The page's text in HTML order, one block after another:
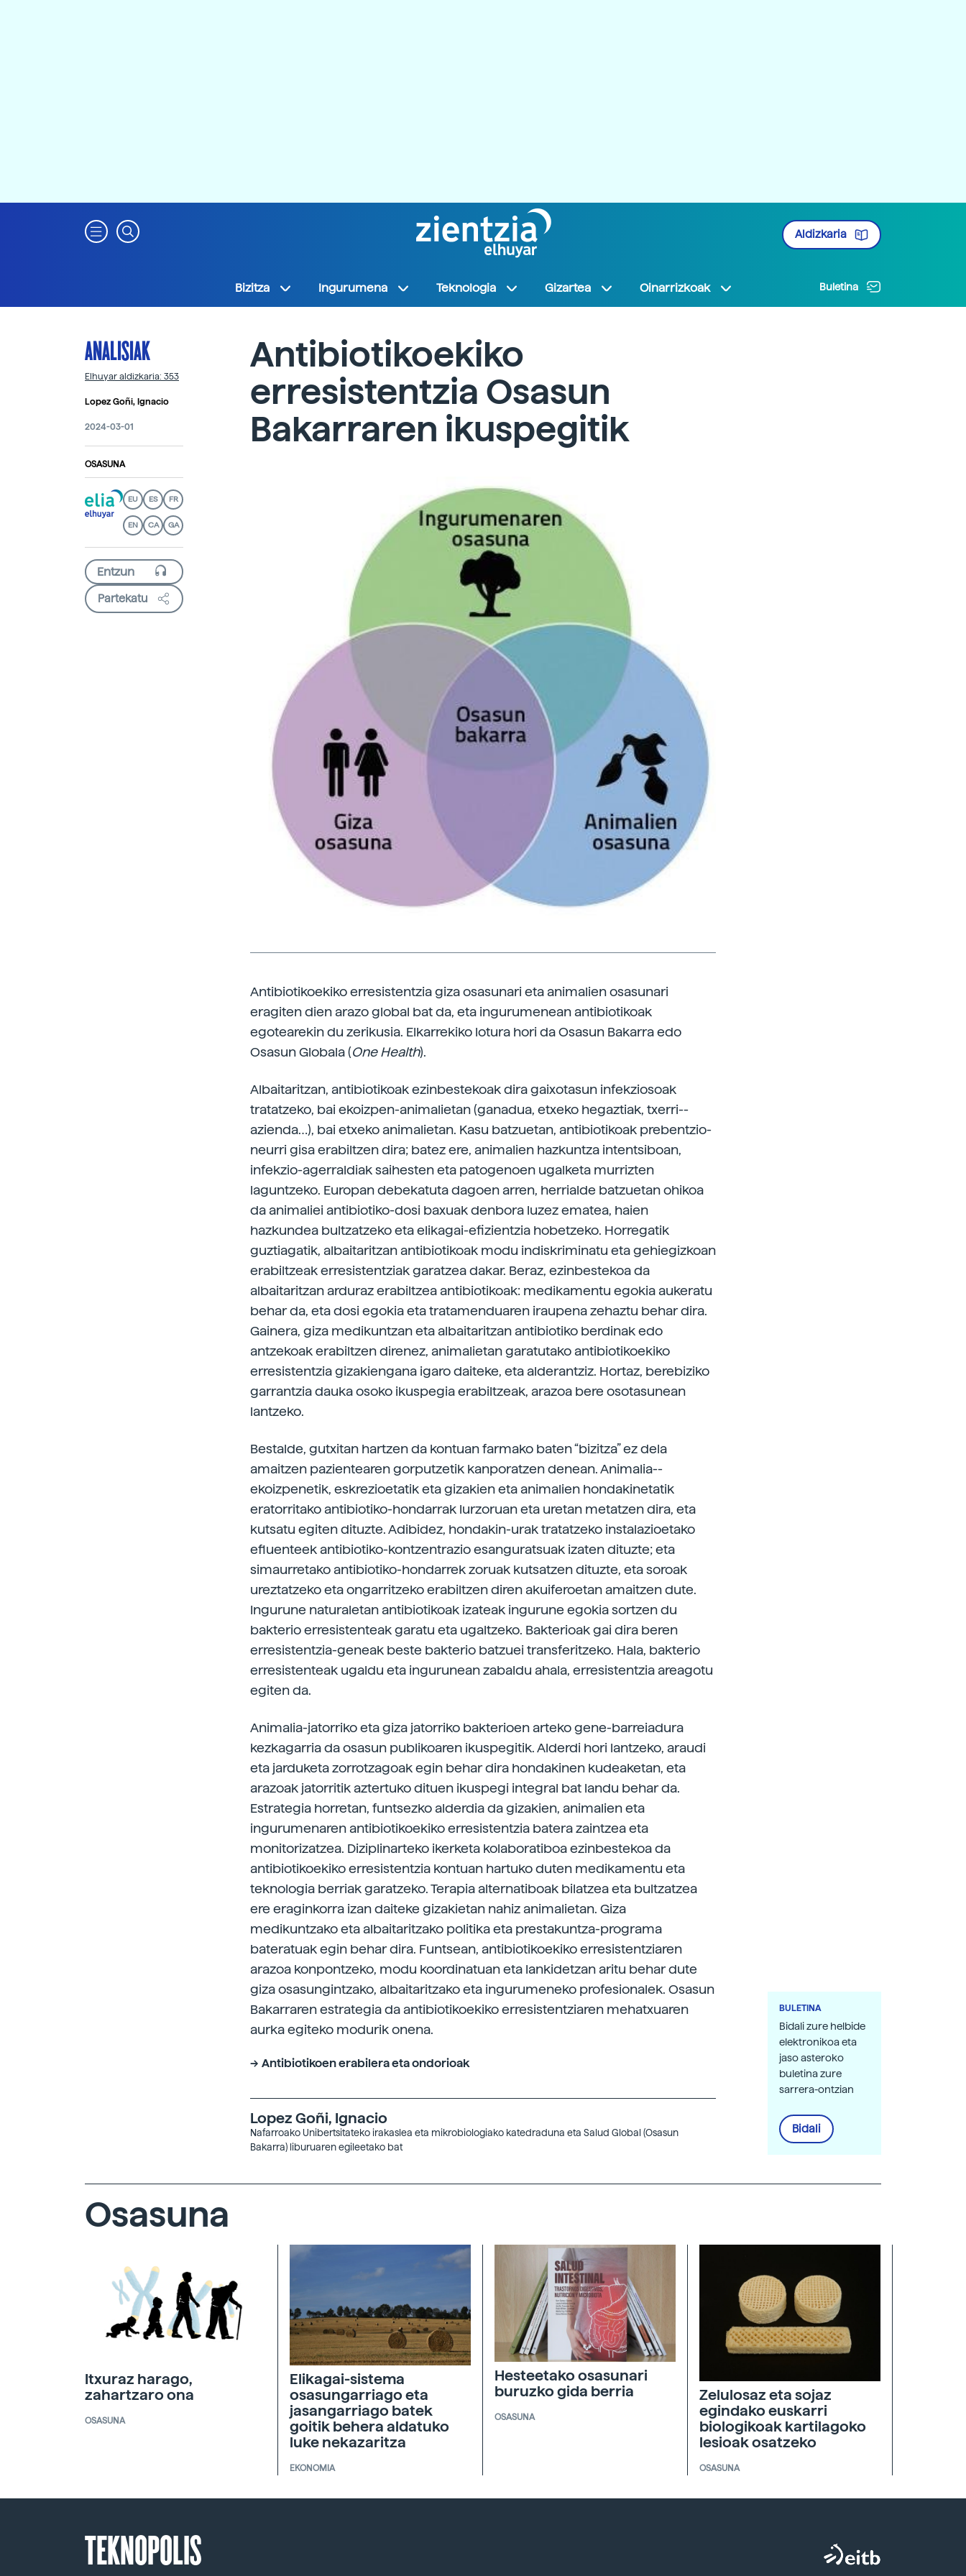
Aldizkaria
Bizitza Ingurumena Teknologia Gizartea Oinarrizkoak Buletina
ANALISIAK
Elhuyar aldizkaria: 353
Lopez Goñi, Ignacio
2024-03-01
OSASUNA
EU ES FR
EN CA GA
Partekatu
Antibiotikoekiko
erresistentzia Osasun
Bakarraren ikuspegitik
Antibiotikoekiko erresistentzia giza osasunari eta animalien osasunari
eragiten dien arazo global bat da, eta ingurumenean antibiotikoak
egotearekin du zerikusia. Elkarrekiko lotura hori da Osasun Bakarra edo
Osasun Globala (One Health).
Albaitaritzan, antibiotikoak ezinbestekoak dira gaixotasun infekziosoak
tratatzeko, bai ekoizpen-­animalietan (ganadua, etxeko hegaztiak, txerri-­
azienda…), bai etxeko animalietan. Kasu batzuetan, antibiotikoak prebentzio-
neurri gisa erabiltzen dira; batez ere, animalien hazkuntza intentsiboan,
infekzio-agerraldiak saihesten eta patogenoen ugalketa murrizten
laguntzeko. Europan debekatuta dagoen arren, herrialde batzuetan ohikoa
da animaliei antibiotiko-­dosi baxuak denbora luzez ematea, haien
hazkundea bultzatzeko eta elikagai-­efizientzia hobetzeko. Horregatik
guztiagatik, albaitaritzan antibiotikoak modu indiskriminatu eta gehiegizkoan
erabiltzeak erresistentziak garatzea dakar. Beraz, ezinbestekoa da
albaitaritzan arduraz erabiltzea antibiotikoak: medikamentu egokia aukeratu
behar da, eta dosi egokia eta tratamenduaren iraupena zehaztu behar dira.
Gainera, giza medikuntzan eta albaitaritzan antibiotiko berdinak edo
antzekoak erabiltzen direnez, animalietan garatutako antibiotikoekiko
erresistentzia gizakiengana igaro daiteke, eta alderantziz. Hortaz, berebiziko
garrantzia dauka osoko ikuspegia erabiltzeak, arazoa bere osotasunean
lantzeko.
Bestalde, gutxitan hartzen da kontuan farmako baten “bizitza” ez dela
amaitzen pazientearen gorputzetik kanporatzen denean. Animalia-­
ekoizpenetik, eskrezioetatik eta gizakien eta animalien hondakinetatik
eratorritako antibiotiko-hondarrak lurzoruan eta uretan metatzen dira, eta
kutsatu egiten dituzte. Adibidez, hondakin-urak tratatzeko instalazioetako
efluenteek antibiotiko-kontzentrazio esanguratsuak izaten dituzte; eta
simaurretako antibiotiko-hondarrek zoruak kutsatzen dituzte, eta soroak
ureztatzeko eta ongarritzeko erabiltzen diren akuiferoetan amaitzen dute.
Ingurune naturaletan antibiotikoak izateak ingurune egokia sortzen du
bakterio erresistenteak garatu eta ugaltzeko. Bakterioak gai dira beren
erresistentzia-geneak beste bakterio batzuei transferitzeko. Hala, bakterio
erresistenteak ugaldu eta ingurunean zabaldu ahala, erresistentzia areagotu
egiten da.
Animalia-jatorriko eta giza jatorriko bakterioen arteko gene-barreiadura
kezkagarria da osasun publikoaren ikuspegitik. Alderdi hori lantzeko, araudi
eta jarduketa zorrotzagoak egin behar dira hondakinen kudeaketan, eta
arazoak jatorritik aztertuko dituen ikuspegi integral bat landu behar da.
Estrategia horretan, funtsezko alderdia da gizakien, animalien eta
ingurumenaren antibiotikoekiko erresistentzia batera zaintzea eta
monitorizatzea. Diziplinarteko ikerketa kolaboratiboa ezinbestekoa da
antibiotikoekiko erresistentzia kontuan hartuko duten medikamentu eta
teknologia berriak garatzeko. Terapia alternatiboak bilatzea eta bultzatzea
ere eraginkorra izan daiteke gizakietan nahiz animalietan. Giza
medikuntzako eta albaitaritzako politika eta prestakuntza-programa
bateratuak egin behar dira. Funtsean, antibiotikoekiko erresistentziaren
arazoa konpontzeko, modu koordinatuan eta lankidetzan aritu behar dute
giza osasungintzako, albaitaritzako eta ingurumeneko profesionalek. Osasun
Bakarraren estrategia da antibiotikoekiko erresistentziaren mehatxuaren
aurka egiteko modurik onena.
-> Antibiotikoen erabilera eta ondorioak
Lopez Goñi, Ignacio
Nafarroako Unibertsitateko irakaslea eta mikrobiologiako katedraduna eta Salud Global (Osasun
Bakarra) liburuaren egileetako bat
BULETINA
Bidali zure helbide
elektronikoa eta
jaso asteroko
buletina zure
sarrera-ontzian
Bidali
Osasuna
Itxuraz harago,
zahartzaro ona
OSASUNA
Elikagai-sistema
osasungarriago eta
jasangarriago batek
goitik behera aldatuko
luke nekazaritza
EKONOMIA
Hesteetako osasunari
buruzko gida berria
OSASUNA
Zelulosaz eta sojaz
egindako euskarri
biologikoak kartilagoko
lesioak osatzeko
OSASUNA
TEKNOPOLIS